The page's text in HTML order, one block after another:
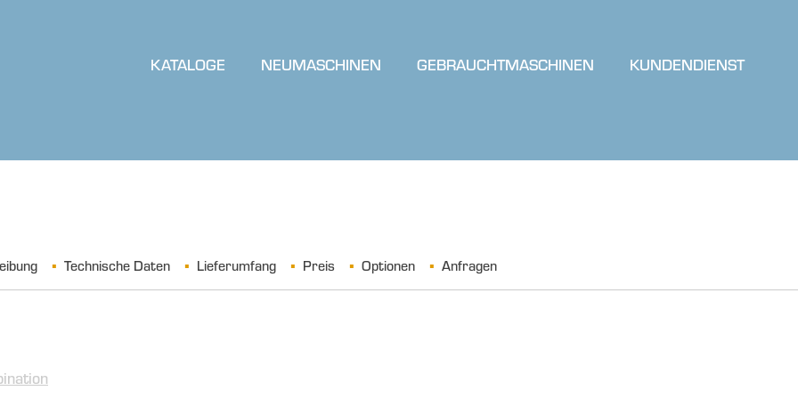
KATALOGE NEUMASCHINEN GEBRAUCHTMASCHINEN KUNDENDIENST
Technische Daten Lieferumfang Preis Optionen Anfragen